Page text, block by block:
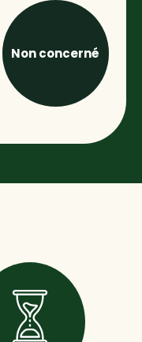
Non concerné